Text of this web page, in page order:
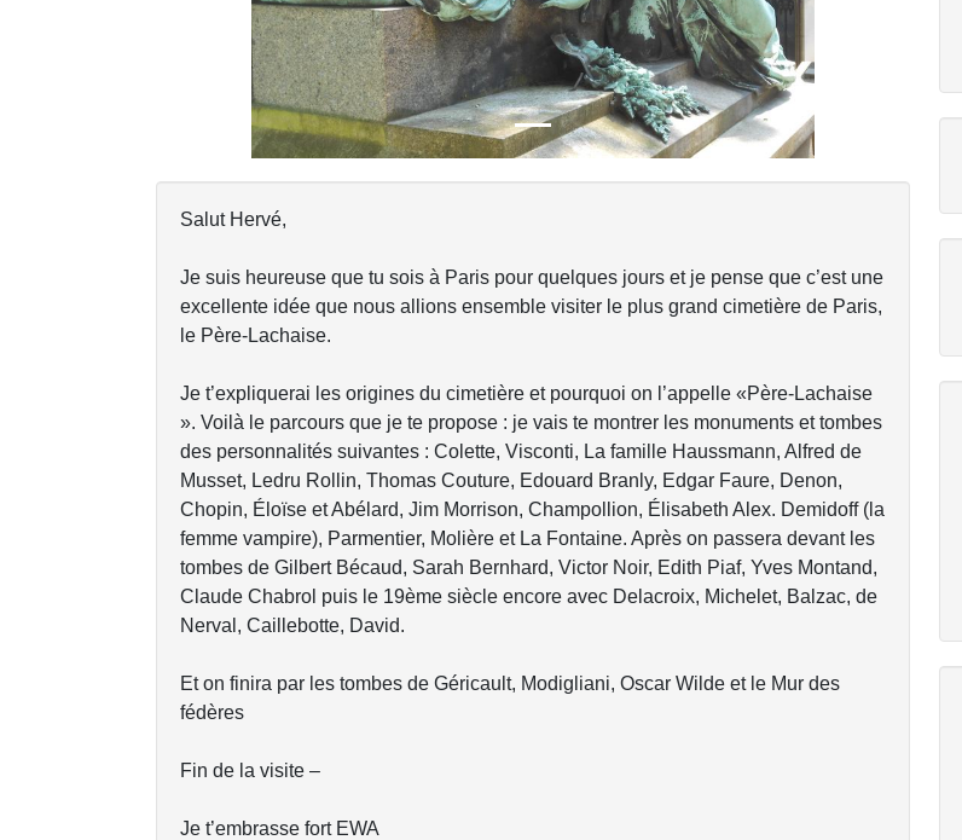
Salut Hervé,
Je suis heureuse que tu sois à Paris pour quelques jours et je pense que c’est une
excellente idée que nous allions ensemble visiter le plus grand cimetière de Paris,
le Père-Lachaise.
Je t’expliquerai les origines du cimetière et pourquoi on l’appelle «Père-Lachaise
». Voilà le parcours que je te propose : je vais te montrer les monuments et tombes
des personnalités suivantes : Colette, Visconti, La famille Haussmann, Alfred de
Musset, Ledru Rollin, Thomas Couture, Edouard Branly, Edgar Faure, Denon,
Chopin, Éloïse et Abélard, Jim Morrison, Champollion, Élisabeth Alex. Demidoff (la
femme vampire), Parmentier, Molière et La Fontaine. Après on passera devant les
tombes de Gilbert Bécaud, Sarah Bernhard, Victor Noir, Edith Piaf, Yves Montand,
Claude Chabrol puis le 19ème siècle encore avec Delacroix, Michelet, Balzac, de
Nerval, Caillebotte, David.
Et on finira par les tombes de Géricault, Modigliani, Oscar Wilde et le Mur des
fédères
Fin de la visite –
Je t’embrasse fort EWA